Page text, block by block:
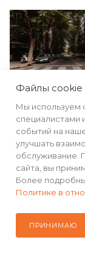
металла и
влаги IP67.
внутри
Файлы cookie
Мы используем
специалистами
событий на
улучшать
обслуживание.
сайта, вы
Более
Политике в
ПРИНИМАЮ